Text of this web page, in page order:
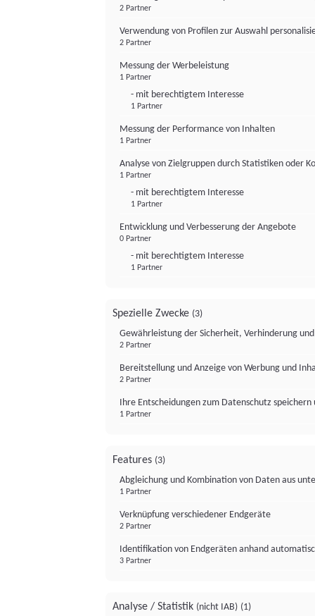
2 Partner
Verwendung von Profilen zur Auswahl
2 Partner
Messung der Werbeleistung
1 Partner
- mit berechtigtem Interesse
1 Partner
Messung der Performance von Inhalten
1 Partner
Analyse von Zielgruppen durch Statistiken oder
1 Partner
- mit berechtigtem Interesse
1 Partner
Entwicklung und Verbesserung der Angebote
0 Partner
- mit berechtigtem Interesse
1 Partner
Spezielle Zwecke (3)
Gewährleistung der Sicherheit, Verhinderung
2 Partner
Bereitstellung und Anzeige von Werbung und
2 Partner
Ihre Entscheidungen zum Datenschutz
1 Partner
Features (3)
Abgleichung und Kombination von Daten aus
1 Partner
Verknüpfung verschiedener Endgeräte
2 Partner
Identifikation von Endgeräten anhand
3 Partner
Analyse / Statistik (nicht IAB) (1)